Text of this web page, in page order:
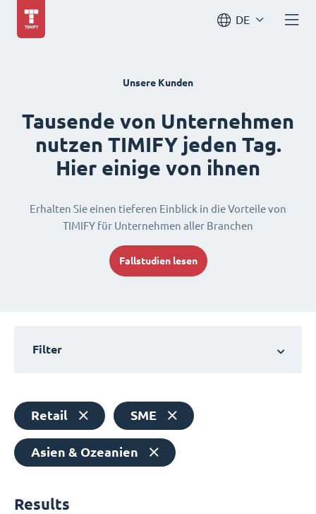
DE
Unsere Kunden
Tausende von Unternehmen
nutzen TIMIFY jeden Tag.
Hier einige von ihnen
Erhalten Sie einen tieferen Einblick in die Vorteile von
TIMIFY für Unternehmen aller Branchen
Fallstudien lesen
Filter
Retail SME
Asien & Ozeanien
Results